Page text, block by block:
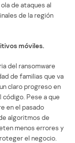
de ataques al
de la región
móviles.
del ransomware
de familias que va
claro progreso en
Pese a que
en el pasado
algoritmos de
menos errores y
el negocio.